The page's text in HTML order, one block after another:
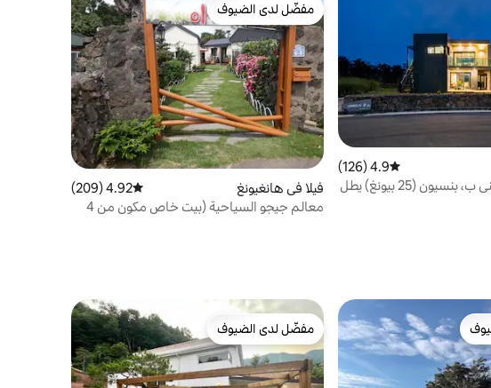
متوسط التقييم 4.9 من 5، 126 مراجعات
4.9 (126)
بيت يابيس في المبنى ب، بنسيون (25 بيونغ) يطل
مفضّل لدى الضيوف
مفضّل لدى الضيوف
فيلا في هانغيونغ متوسط التقييم 4.92 من 5، 209 مراجعات
4.92 (209)
معالم جيجو السياحية (بيت خاص مكون من 4
لدى الضيوف مفضّل لدى الضيوف
مفضّل لدى الضيوف